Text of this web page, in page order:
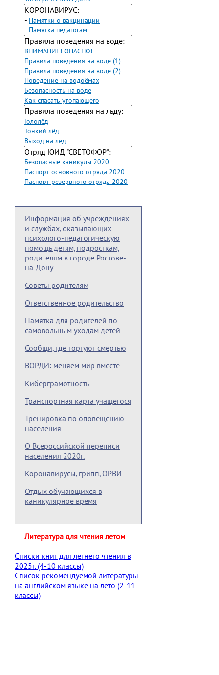
КОРОНАВИРУС:
- Памятки о вакцинации
- Памятка педагогам
Правила поведения на воде:
ВНИМАНИЕ! ОПАСНО!
Правила поведения на воде (1)
Правила поведения на воде (2)
Поведение на водоёмах
Безопасность на воде
Как спасать утопающего
Правила поведения на льду:
Гололёд
Тонкий лёд
Выход на лёд
Отряд ЮИД "СВЕТОФОР":
Безопасные каникулы 2020
Паспорт основного отряда 2020
Паспорт резервного отряда 2020
Информация об учреждениях
и службах, оказывающих
психолого-педагогическую
помощь детям, подросткам,
родителям в городе Ростове-
на-Дону
Советы родителям
Ответственное родительство
Памятка для родителей по
самовольным уходам детей
Сообщи, где торгуют смертью
ВОРДИ: меняем мир вместе
Киберграмотность
Транспортная карта учащегося
Тренировка по оповещению
населения
О Всероссийской переписи
населения 2020г.
Коронавирусы, грипп, ОРВИ
Отдых обучающихся в
каникулярное время
Литература для чтения летом
Списки книг для летнего чтения в
2025г. (4-10 классы)
Список рекомендуемой литературы
на английском языке на лето (2-11
классы)